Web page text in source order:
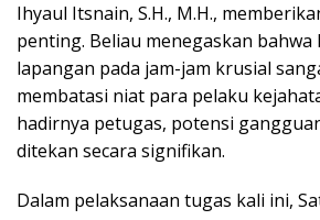
Ihyaul Itsnain, S.H., M.H.,
penting. Beliau menegaskan
lapangan pada jam-jam krusial
membatasi niat para pelaku
hadirnya petugas, potensi
ditekan secara signifikan.
Dalam pelaksanaan tugas kali ini,